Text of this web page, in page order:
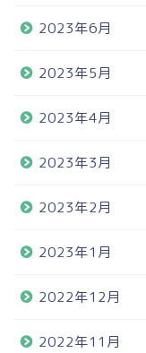
2023年6月
2023年5月
2023年4月
2023年3月
2023年2月
2023年1月
2022年12月
2022年11月